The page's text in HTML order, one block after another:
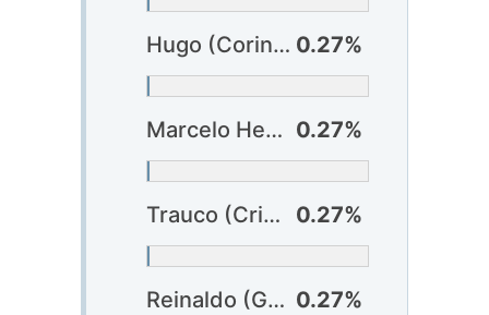
Hugo (Corinthians) 0.27%
Marcelo Hermes (Criciúma) 0.27%
Trauco (Criciúma) 0.27%
Reinaldo (Grêmio) 0.27%